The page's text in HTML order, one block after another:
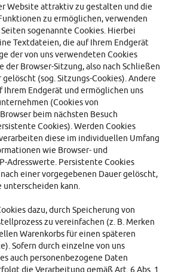
Website attraktiv zu gestalten und die
zu ermöglichen, verwenden
sogenannte Cookies. Hierbei
Textdateien, die auf Ihrem Endgerät
der von uns verwendeten Cookies
der Browser-Sitzung, also nach Schließen
(sog. Sitzungs-Cookies). Andere
Ihrem Endgerät und ermöglichen uns
(Cookies von
beim nächsten Besuch
Cookies). Werden Cookies
diese im individuellen Umfang
wie Browser- und
Adresswerte. Persistente Cookies
einer vorgegebenen Dauer gelöscht,
unterscheiden kann.
dazu, durch Speicherung von
zu vereinfachen (z. B. Merken
Warenkorbs für einen späteren
Sofern durch einzelne von uns
auch personenbezogene Daten
die Verarbeitung gemäß Art. 6 Abs. 1